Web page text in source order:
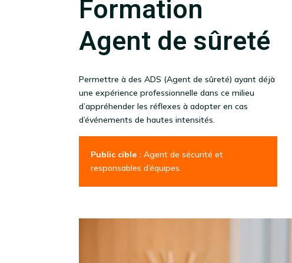
Formation
Agent de sûreté
Permettre à des ADS (Agent de sûreté) ayant déjà
une expérience professionnelle dans ce milieu
d’appréhender les réflexes à adopter en cas
d’événements de hautes intensités.
Public cible : Agent de sécurité et
responsables d’équipes.